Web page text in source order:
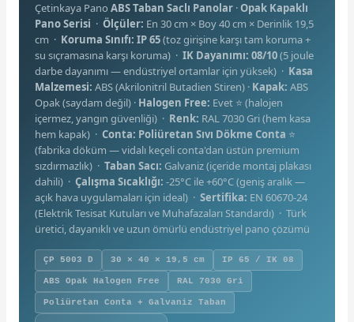
Pako Şalterler
Çetinkaya Pano ABS Taban Saclı Panolar ·Opak Kapaklı
Pano Serisi · Ölçüler: En 30 cm × Boy 40 cm × Derinlik 19,5
cm · Koruma Sınıfı: IP 65(toz girişine karşı tam koruma +
su sıçramasına karşı koruma) · IK Dayanımı: 08/10(5 joule
darbe dayanımı — endüstriyel ortamlar için yüksek) · Kasa
Malzemesi: ABS (Akrilonitril Butadien Stiren) · Kapak: ABS
Opak (saydam değil) · Halogen Free: Evet ⭐ (halojen
içermez, yangın güvenliği) · Renk: RAL 7030 Gri (hem kasa
hem kapak) · Conta: Poliüretan Sıvı Dökme Conta ⭐
(fabrika döküm — vidalı keçeli conta'dan üstün premium
sızdırmazlık) · Taban Sacı: Galvaniz (içeride montaj plakası
dahili) · Çalışma Sıcaklığı: -25°C ile +60°C (geniş aralık —
açık hava uygulamaları için ideal) · Sertifika: EN 60670-24
(Elektrik Tesisat Kutuları ve Muhafazaları Standardı) · Türk
üretici, dayanıklı ve uzun ömürlü endüstriyel pano çözümü
ÇP 5003 D 30 × 40 × 19,5 cm IP 65 / IK 08
ABS Opak Halogen Free RAL 7030 Gri
Poliüretan Conta + Galvaniz Taban